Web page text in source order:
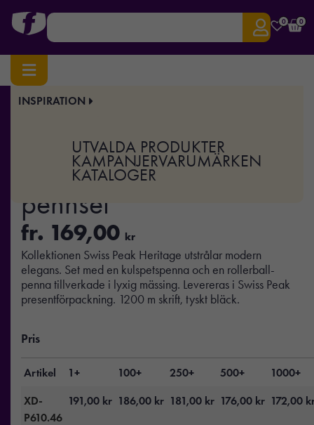
0 0
INSPIRATION
UTVALDA PRODUKTER
KAMPANJERVARUMÄRKEN
KATALOGER
Hem/Pennor/ Pennset & Designpennor
Swiss Peak Heritage
pennset
fr. 169,00 kr
Kollektionen Swiss Peak Heritage utstrålar modern
elegans. Set med en kulspetspenna och en rollerball-
penna tillverkade i lyxig mässing. Levereras i Swiss Peak
presentförpackning. 1200 m skrift, tyskt bläck.
Pris
Artikel 1+ 100+ 250+ 500+
1000+
XD-
P610.46
191,00 kr 186,00 kr 181,00 kr 176,00 kr 172,00